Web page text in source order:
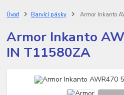
Úvod Barvící pásky Armor Inkanto
Armor Inkanto
IN T11580ZA